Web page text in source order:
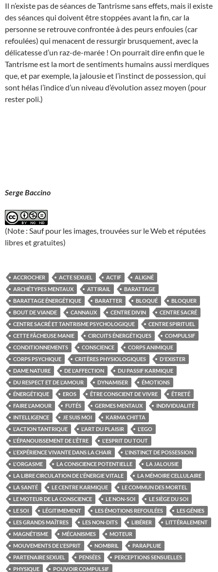
Il n’existe pas de séances de Tantrisme sans effets, mais il existe
des séances qui doivent être stoppées avant la fin, car la
personne se retrouve confrontée à des peurs enfouies (car
refoulées) qui menacent de ressurgir brusquement, avec la
délicatesse d’un raz-de-marée ! On pourrait dire enfin que le
Tantrisme est la mort de sentiments humains aussi merdiques
que, et par exemple, la jalousie et l’instinct de possession, qui
sont hélas l’indice d’un niveau d’évolution assez moyen (pour
rester poli.)
Serge Baccino
(Note : Sauf pour les images, trouvées sur le Web et réputées
libres et gratuites)
ACCROCHER ACTE SEXUEL ACTIF
ALIGNÉ
ARCHÉTYPES MENTAUX
ATTIRAIL
BARATTAGE
BARATTAGE ÉNERGÉTIQUE
BARATTER BLOQUÉ
BLOQUER
BOUT DE VIANDE
CANNAUX CENTRE DIVIN
CENTRE SACRÉ
CENTRE SACRÉ ET TANTRISME PSYCHOLOGIQUE
CENTRE SPIRITUEL
CETTE FÂCHEUSE MANIE
CIRCUITS ÉNERGÉTIQUES
COMPULSIF
CONDITIONNEMENTS
CONSCIENCE
CORPS ANIMIQUE
CORPS PSYCHIQUE
CRITÈRES PHYSIOLOGIQUES
D'EXISTER
DAME NATURE
DE L'AFFECTION
DU PASSIF KARMIQUE
DU RESPECT ET DE L'AMOUR
DYNAMISER
ÉMOTIONS
ÉNERGÉTIQUE
EROS ÊTRE CONSCIENT DE VIVRE
ÊTRETÉ
FAIRE L'AMOUR
FUTÉS GERMES MENTAUX
INDIVIDUALITÉ
INTELLIGENCE
JE SUIS MOI
KARMA CHITTA
L'ACTION TANTRIQUE
L'ART DU PLAISIR
L'EGO
L'ÉPANOUISSEMENT DE L'ÊTRE
L'ESPRIT DU TOUT
L'EXPÉRIENCE VIVANTE DANS LA CHAIR
L'INSTINCT DE POSSESSION
L'ORGASME
LA CONSCIENCE POTENTIELLE
LA JALOUSIE
LA LIBRE CIRCULATION DE L'ÉNERGIE VITALE
LA MÉMOIRE CELLULAIRE
LA SANTÉ
LE CENTRE KARMIQUE
LE COMMUN DES MORTEL
LE MOTEUR DE LA CONSCIENCE
LE NON-SOI
LE SIÈGE DU SOI
LE SOI
LÉGITIMEMENT LES ÉMOTIONS REFOULÉES
LES GÉNIES
LES GRANDS MAÎTRES
LES NON-DITS LIBÉRER
LITTÉRALEMENT
MAGNÉTISME
MÉCANISMES
MOTEUR
MOUVEMENTS DE L'ESPRIT
NOMBRIL
PARAPLUIE
PARTENAIRE SEXUEL
PENSÉES
PERCEPTIONS SENSUELLES
PHYSIQUE
POUVOIR COMPULSIF